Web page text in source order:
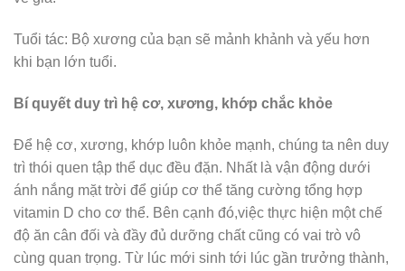
Tuổi tác: Bộ xương của bạn sẽ mảnh khảnh và yếu hơn
khi bạn lớn tuổi.
Bí quyết duy trì hệ cơ, xương, khớp chắc khỏe
Để hệ cơ, xương, khớp luôn khỏe mạnh, chúng ta nên duy
trì thói quen tập thể dục đều đặn. Nhất là vận động dưới
ánh nắng mặt trời để giúp cơ thể tăng cường tổng hợp
vitamin D cho cơ thể. Bên cạnh đó,việc thực hiện một chế
độ ăn cân đối và đầy đủ dưỡng chất cũng có vai trò vô
cùng quan trọng. Từ lúc mới sinh tới lúc gần trưởng thành,